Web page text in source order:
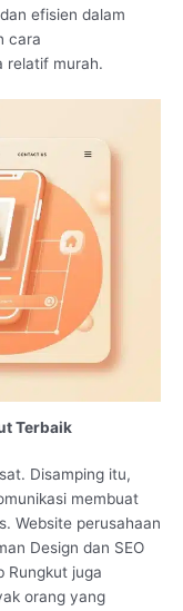
efisien dalam
cara
relatif murah.
Terbaik
Disamping itu,
membuat
Website perusahaan
Design dan SEO
Rungkut juga
orang yang